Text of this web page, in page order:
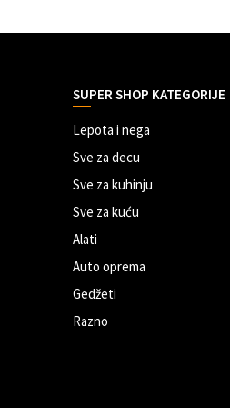
SUPER SHOP KATEGORIJE
Lepota i nega
Sve za decu
Sve za kuhinju
Sve za kuću
Alati
Auto oprema
Gedžeti
Razno